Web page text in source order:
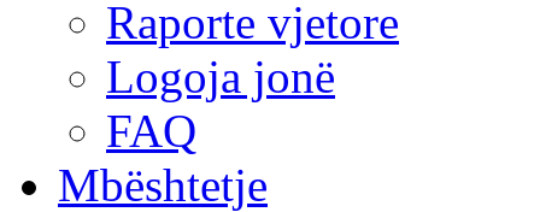
Raporte vjetore
Logoja jonë
FAQ
Mbështetje